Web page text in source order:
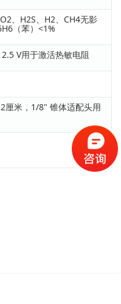
、H2S、H2、CH4无影
（苯）<1%
V用于激活热敏电阻
厘米，1/8" 锥体适配头用